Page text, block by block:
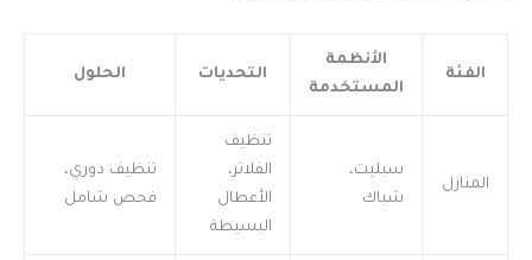
الفئة
الأنظمة
المستخدمة
التحديات الحلول
المنازل
سبليت،
شباك
تنظيف
الفلاتر،
الأعطال
البسيطة
تنظيف دوري،
فحص شامل